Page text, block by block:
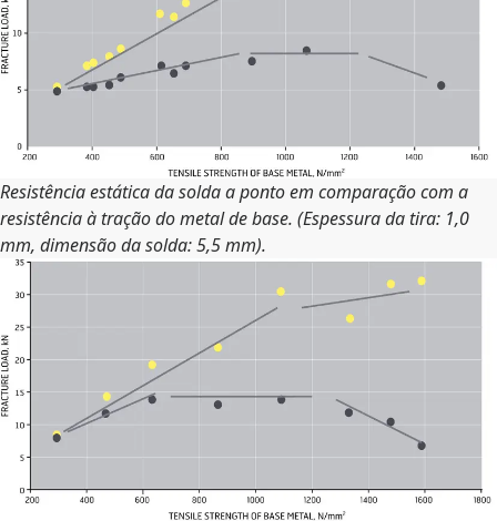
Resistência estática da solda a ponto em comparação com a
resistência à tração do metal de base. (Espessura da tira: 1,0
mm, dimensão da solda: 5,5 mm).